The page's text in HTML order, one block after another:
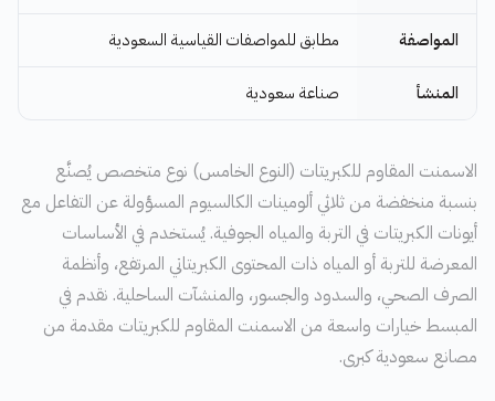
المواصفة مطابق للمواصفات القياسية السعودية
المنشأ صناعة سعودية
الاسمنت المقاوم للكبريتات (النوع الخامس) نوع متخصص يُصنَّع
بنسبة منخفضة من ثلاثي ألومينات الكالسيوم المسؤولة عن التفاعل مع
أيونات الكبريتات في التربة والمياه الجوفية. يُستخدم في الأساسات
المعرضة للتربة أو المياه ذات المحتوى الكبريتاتي المرتفع، وأنظمة
الصرف الصحي، والسدود والجسور، والمنشآت الساحلية. نقدم في
المبسط خيارات واسعة من الاسمنت المقاوم للكبريتات مقدمة من
مصانع سعودية كبرى.